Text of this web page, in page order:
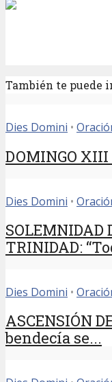
También te puede
Dies Domini •
DOMINGO XIII
Dies Domini •
TRINIDAD:
Dies Domini •
ASCENSIÓN
bendecía se...